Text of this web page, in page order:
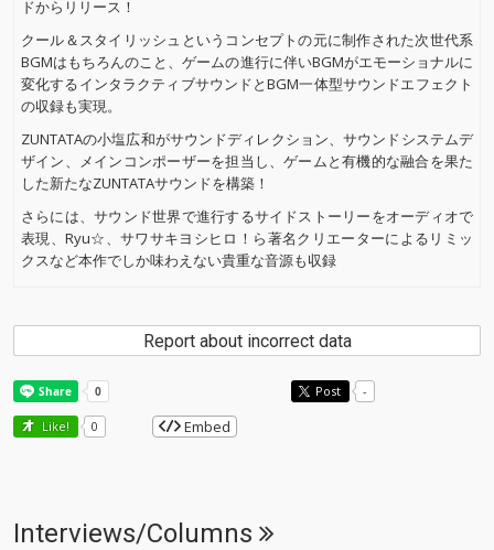
ドからリリース！
クール＆スタイリッシュというコンセプトの元に制作された次世代系
BGMはもちろんのこと、ゲームの進行に伴いBGMがエモーショナルに
変化するインタラクティブサウンドとBGM一体型サウンドエフェクト
の収録も実現。
ZUNTATAの小塩広和がサウンドディレクション、サウンドシステムデ
ザイン、メインコンポーザーを担当し、ゲームと有機的な融合を果た
した新たなZUNTATAサウンドを構築！
さらには、サウンド世界で進行するサイドストーリーをオーディオで
表現、Ryu☆、サワサキヨシヒロ！ら著名クリエーターによるリミッ
クスなど本作でしか味わえない貴重な音源も収録
Report about incorrect data
Post -
Like! 0 Embed
Interviews/Columns